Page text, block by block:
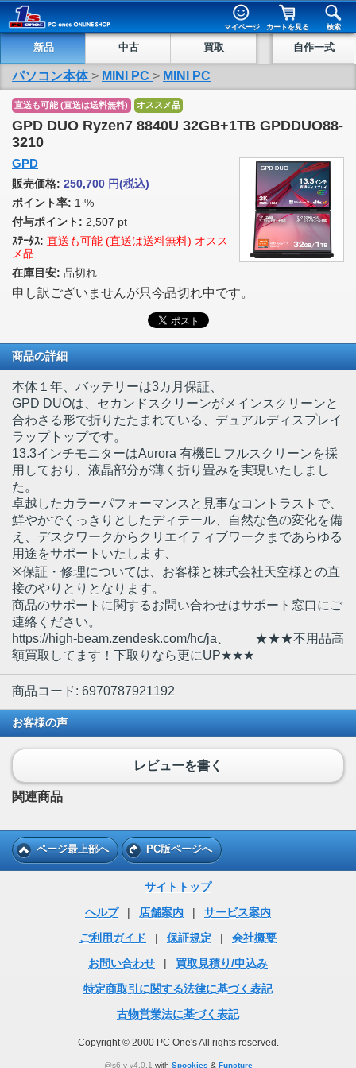
マイページ カートを見る 検索
新品 中古 買取 自作一式
パソコン本体 > MINI PC > MINI PC
直送も可能 (直送は送料無料) オススメ品
GPD DUO Ryzen7 8840U 32GB+1TB GPDDUO88-
3210
GPD
販売価格: 250,700 円(税込)
ポイント率: 1 %
付与ポイント: 2,507 pt
ｽﾃｰﾀｽ: 直送も可能 (直送は送料無料) オスス
メ品
在庫目安: 品切れ
申し訳ございませんが只今品切れ中です。
商品の詳細
本体１年、バッテリーは3カ月保証、
GPD DUOは、セカンドスクリーンがメインスクリーンと
合わさる形で折りたたまれている、デュアルディスプレイ
ラップトップです。
13.3インチモニターはAurora 有機EL フルスクリーンを採
用しており、液晶部分が薄く折り畳みを実現いたしまし
た。
卓越したカラーパフォーマンスと見事なコントラストで、
鮮やかでくっきりとしたディテール、自然な色の変化を備
え、デスクワークからクリエイティブワークまであらゆる
用途をサポートいたします、
※保証・修理については、お客様と株式会社天空様との直
接のやりとりとなります。
商品のサポートに関するお問い合わせはサポート窓口にご
連絡ください。
https://high-beam.zendesk.com/hc/ja、 ★★★不用品高
額買取してます！下取りなら更にUP★★★
商品コード: 6970787921192
お客様の声
レビューを書く
関連商品
ページ最上部へ PC版ページへ
サイトトップ
ヘルプ
| 店舗案内 |
サービス案内
ご利用ガイド
| 保証規定 |
会社概要
お問い合わせ
|
買取見積り/申込み
特定商取引に関する法律に基づく表記
古物営業法に基づく表記
Copyright © 2000 PC One's All rights reserved.
@s6 v v4.0.1 with Spookies & Functure